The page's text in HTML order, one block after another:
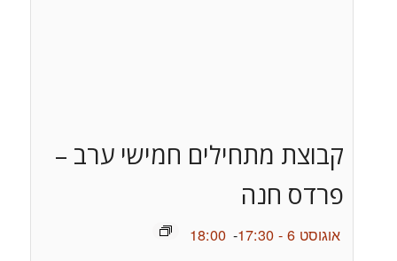
קבוצת מתחילים חמישי ערב –
פרדס חנה
אוגוסט 6 - 17:30 -
18:00